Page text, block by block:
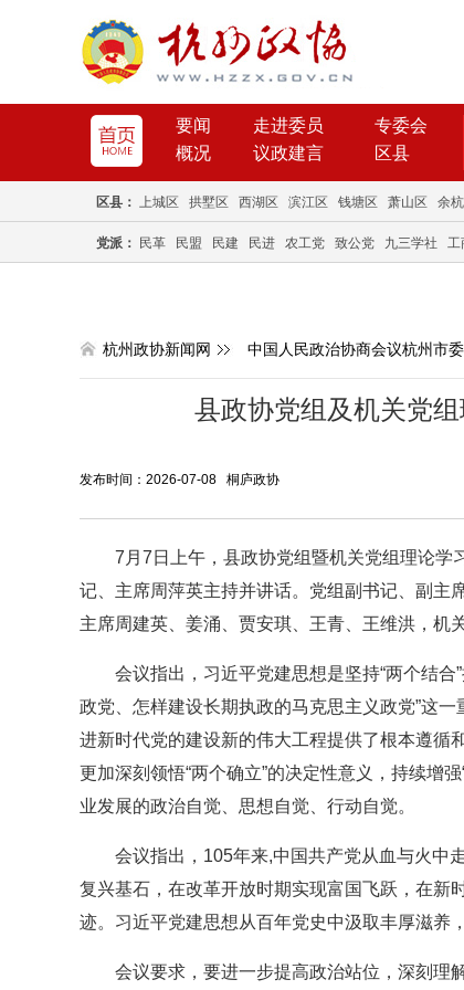
要闻 走进委员
专委会
概况
议政建言 区县
区县： 上城区 拱墅区 西湖区 滨江区 钱塘区 萧山区 余
党派： 民革 民盟 民建 民进 农工党 致公党 九三学社 工
杭州政协新闻网 中国人民政治协商会议杭州市
县政协党组及机关党
发布时间：2026-07-08 桐庐政协
7月7日上午，县政协党组暨机关党组理论学
记、主席周萍英主持并讲话。党组副书记、副主
主席周建英、姜涌、贾安琪、王青、王维洪，机
会议指出，习近平党建思想是坚持“两个结
政党、怎样建设长期执政的马克思主义政党”这
进新时代党的建设新的伟大工程提供了根本遵循
更加深刻领悟“两个确立”的决定性意义，持续增
业发展的政治自觉、思想自觉、行动自觉。
会议指出，105年来,中国共产党从血与火中
复兴基石，在改革开放时期实现富国飞跃，在新
迹。习近平党建思想从百年党史中汲取丰厚滋养
会议要求，要进一步提高政治站位，深刻理